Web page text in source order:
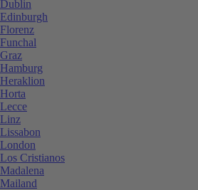
Dublin
Edinburgh
Florenz
Funchal
Graz
Hamburg
Heraklion
Horta
Lecce
Linz
Lissabon
London
Los Cristianos
Madalena
Mailand